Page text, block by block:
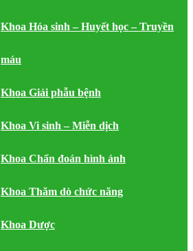
Khoa Hóa sinh – Huyết học – Truyền
máu
Khoa Giải phẫu bệnh
Khoa Vi sinh – Miễn dịch
Khoa Chẩn đoán hình ảnh
Khoa Thăm dò chức năng
Khoa Dược